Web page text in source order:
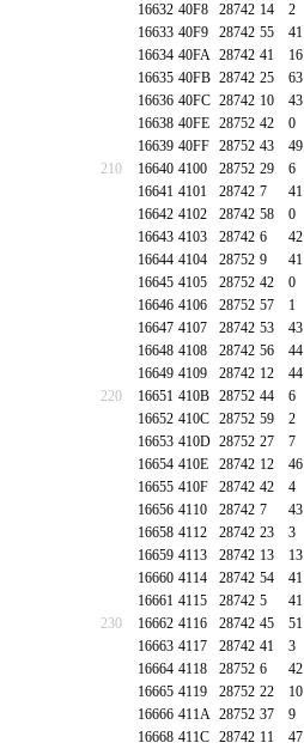
16632 40F8 28742 14 2
16633 40F9 28742 55 41
16634 40FA 28742 41 16
16635 40FB 28742 25 63
16636 40FC 28742 10 43
16638 40FE 28752 42 0
16639 40FF 28752 43 49
210
16640 4100 28752 29 6
16641 4101 28742 7 41
16642 4102 28742 58 0
16643 4103 28742 6 42
16644 4104 28752 9 41
16645 4105 28752 42 0
16646 4106 28752 57 1
16647 4107 28742 53 43
16648 4108 28742 56 44
16649 4109 28742 12 44
220
16651 410B 28752 44 6
16652 410C 28752 59 2
16653 410D 28752 27 7
16654 410E 28742 12 46
16655 410F 28742 42 4
16656 4110 28742 7 43
16658 4112 28742 23 3
16659 4113 28742 13 13
16660 4114 28742 54 41
16661 4115 28742 5 41
230
16662 4116 28742 45 51
16663 4117 28742 41 3
16664 4118 28752 6 42
16665 4119 28752 22 10
16666 411A 28752 37 9
16668 411C 28742 11 47